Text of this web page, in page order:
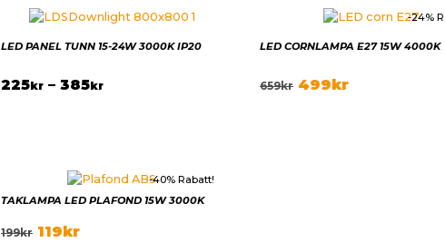
LED PANEL TUNN 15-24W 3000K IP20
225kr – 385kr
-24%
LED CORNLAMPA E27 15W 4000K
659kr 499 kr
-40% Rabatt!
TAKLAMPA LED PLAFOND 15W 3000K
199kr 119 kr